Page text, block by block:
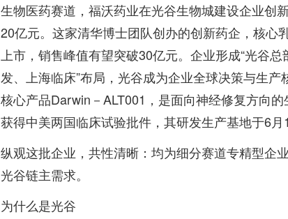
生物医药赛道，福沃药业在光谷生物城建设企业创
20亿元。这家清华博士团队创办的创新药企，核心
上市，销售峰值有望突破30亿元。企业形成“光谷
发、上海临床”布局，光谷成为企业全球决策与生
核心产品Darwin－ALT001，是面向神经修复方向
获得中美两国临床试验批件，其研发生产基地于6月
纵观这批企业，共性清晰：均为细分赛道专精型企
光谷链主需求。
为什么是光谷